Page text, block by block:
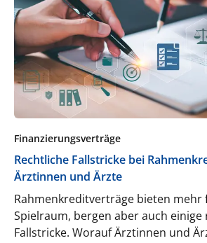
Finanzierungsverträge
Rechtliche Fallstricke bei
Ärztinnen und Ärzte
Rahmenkreditverträge bieten mehr
Spielraum, bergen aber auch einige
Fallstricke. Worauf Ärztinnen und